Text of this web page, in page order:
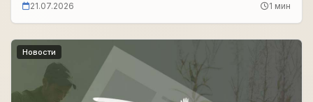
21.07.2026 1 мин
Новости